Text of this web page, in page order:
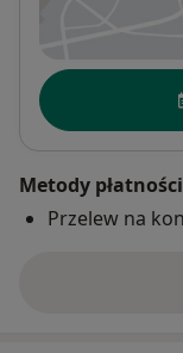
Dostępność
Metody
Przelew na